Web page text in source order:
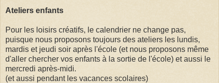
Ateliers enfants
Pour les loisirs créatifs, le calendrier ne change pas,
puisque nous proposons toujours des ateliers les lundis,
mardis et jeudi soir après l'école (et nous proposons même
d'aller chercher vos enfants à la sortie de l'école) et aussi le
mercredi après-midi.
(et aussi pendant les vacances scolaires)